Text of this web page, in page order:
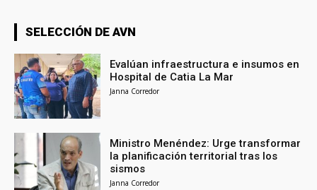
SELECCIÓN DE AVN
Evalúan infraestructura e insumos en
Hospital de Catia La Mar
Janna Corredor
Ministro Menéndez: Urge transformar
la planificación territorial tras los
sismos
Janna Corredor